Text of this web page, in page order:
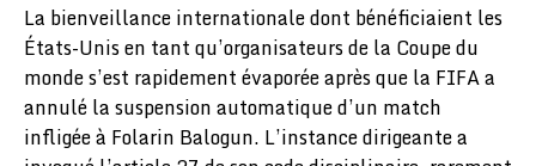
La bienveillance internationale dont bénéficiaient les
États-Unis en tant qu’organisateurs de la Coupe du
monde s’est rapidement évaporée après que la FIFA a
annulé la suspension automatique d’un match
infligée à Folarin Balogun. L’instance dirigeante a